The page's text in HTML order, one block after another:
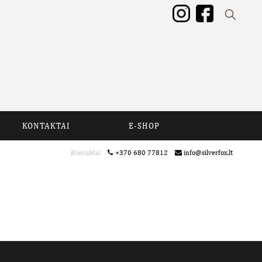
KONTAKTAI E-SHOP
Kontaktai +370 680 77812 info@silverfox.lt